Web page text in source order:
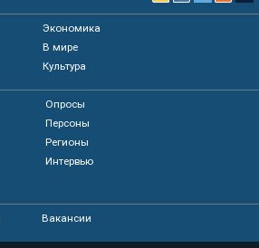
Экономика
В мире
Культура
Опросы
Персоны
Регионы
Интервью
Вакансии